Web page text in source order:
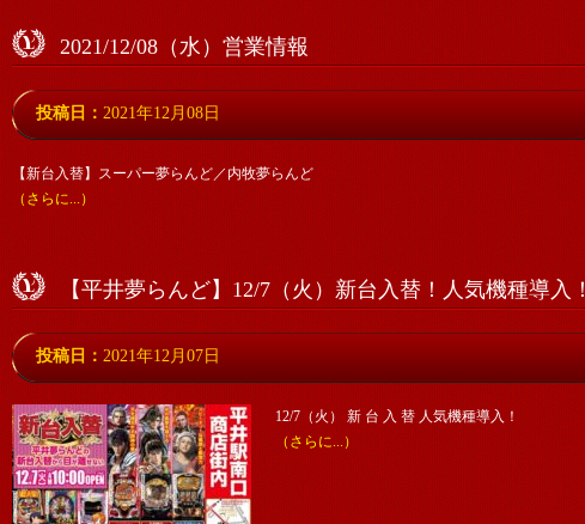
2021/12/08（水）営業情報
投稿日： 2021年12月08日
【新台入替】スーパー夢らんど／内牧夢らんど
（さらに...）
【平井夢らんど】12/7（火）新台入替！人気機種導入！
投稿日： 2021年12月07日
12/7（火） 新 台 入 替 人気機種導入！
（さらに...）